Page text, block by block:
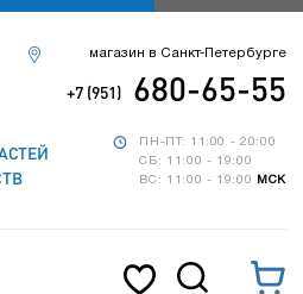
ПН-ПТ: 11:00 - 20:00
СБ: 11:00 - 19:00
ВС: 11:00 - 19:00
МСК
магазин в Санкт-Петербурге
+7 (951) 680-65-55